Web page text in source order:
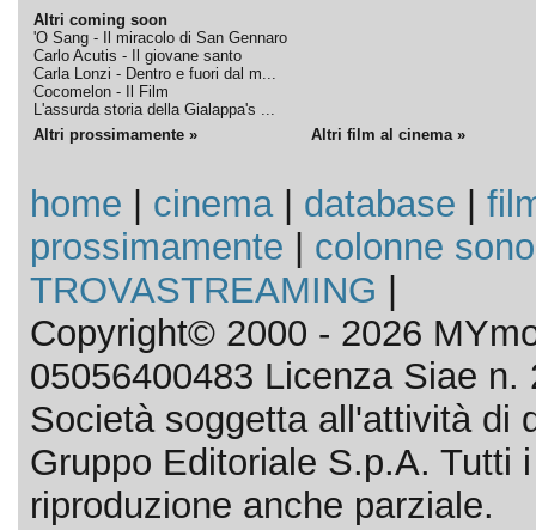
Altri coming soon
'O Sang - Il miracolo di San Gennaro
Carlo Acutis - Il giovane santo
Carla Lonzi - Dentro e fuori dal m...
Cocomelon - Il Film
L'assurda storia della Gialappa's ...
Altri prossimamente » Altri film al cinema »
home cinema| database
prossimamente
colonne
TROVASTREAMING
Copyright© 2000 - 2026
05056400483 Licenza Siae n.
Società soggetta all'attività di
Gruppo Editoriale S.p.A. Tutti
riproduzione anche parziale.